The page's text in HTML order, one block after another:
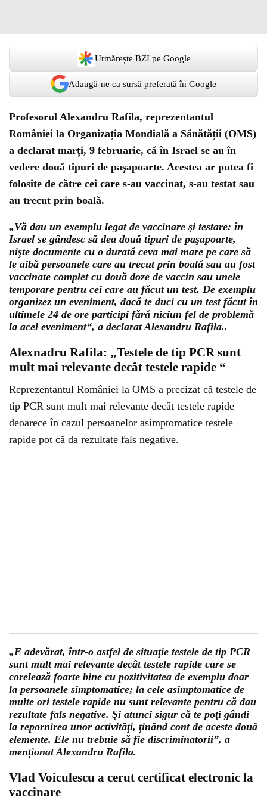
Urmărește BZI pe Google
Adaugă-ne ca sursă preferată în Google
Profesorul Alexandru Rafila, reprezentantul
României la Organizația Mondială a Sănătății (OMS)
a declarat marți, 9 februarie, că în Israel se au în
vedere două tipuri de paşapoarte. Acestea ar putea fi
folosite de către cei care s-au vaccinat, s-au testat sau
au trecut prin boală.
„Vă dau un exemplu legat de vaccinare şi testare: în
Israel se gândesc să dea două tipuri de paşapoarte,
nişte documente cu o durată ceva mai mare pe care să
le aibă persoanele care au trecut prin boală sau au fost
vaccinate complet cu două doze de vaccin sau unele
temporare pentru cei care au făcut un test. De exemplu
organizez un eveniment, dacă te duci cu un test făcut în
ultimele 24 de ore participi fără niciun fel de problemă
la acel eveniment“, a declarat Alexandru Rafila..
Alexnadru Rafila: „Testele de tip PCR sunt
mult mai relevante decât testele rapide “
Reprezentantul României la OMS a precizat că testele de
tip PCR sunt mult mai relevante decât testele rapide
deoarece în cazul persoanelor asimptomatice testele
rapide pot că da rezultate fals negative.
„E adevărat, într-o astfel de situaţie testele de tip PCR
sunt mult mai relevante decât testele rapide care se
corelează foarte bine cu pozitivitatea de exemplu doar
la persoanele simptomatice; la cele asimptomatice de
multe ori testele rapide nu sunt relevante pentru că dau
rezultate fals negative. Şi atunci sigur că te poţi gândi
la repornirea unor activităţi, ţinând cont de aceste două
elemente. Ele nu trebuie să fie discriminatorii”, a
menționat Alexandru Rafila.
Vlad Voiculescu a cerut certificat electronic la
vaccinare